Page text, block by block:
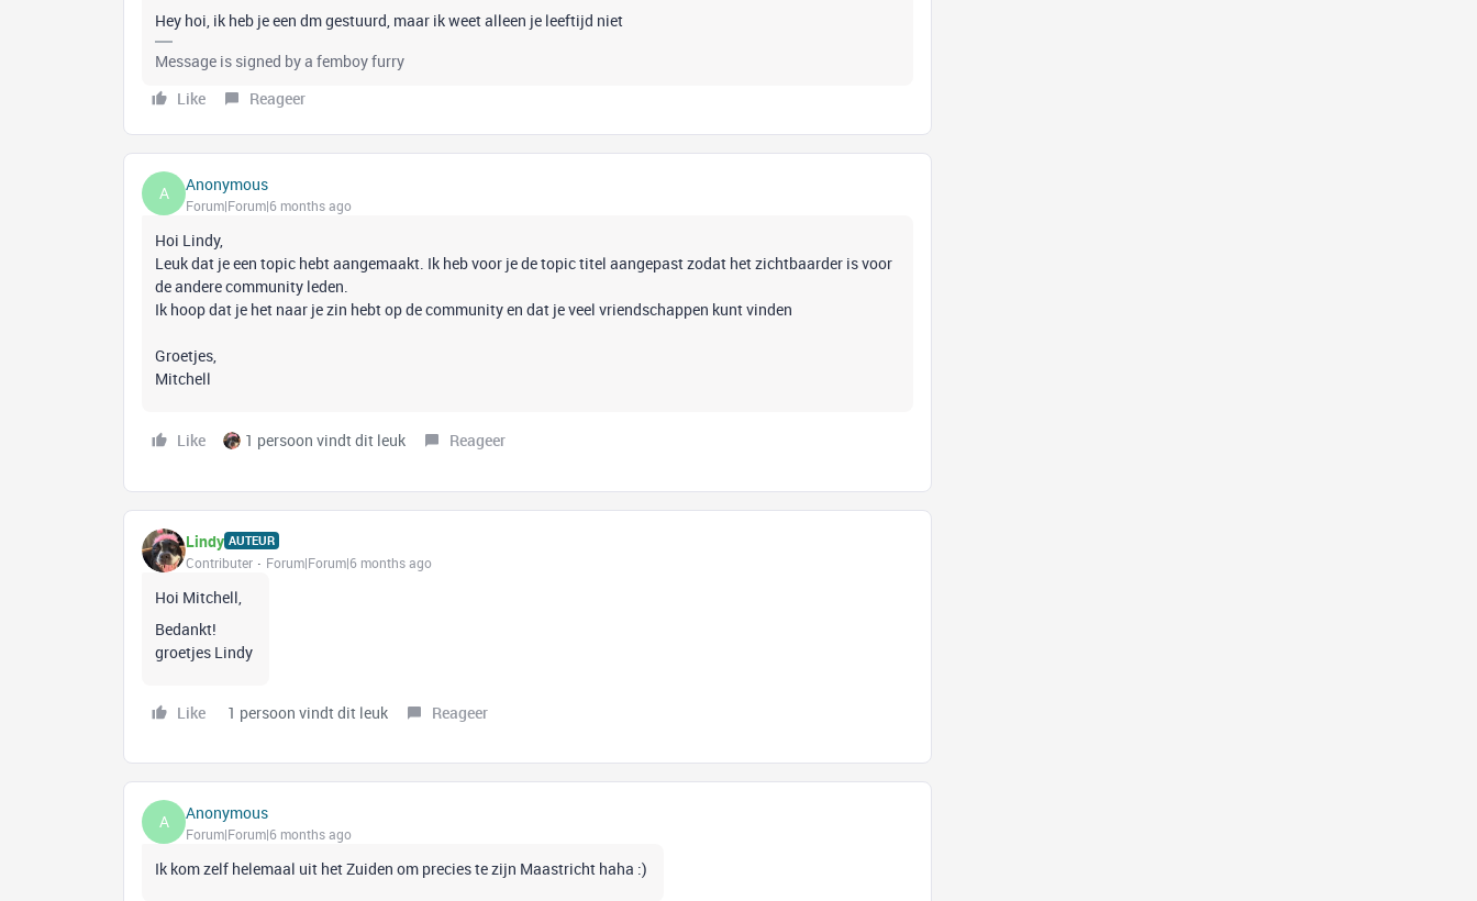
Hey hoi, ik heb je een dm gestuurd, maar ik weet alleen je leeftijd niet
Message is signed by a femboy furry
Like
Reageer
A Anonymous
Forum|Forum|6 months ago
Hoi Lindy,
Leuk dat je een topic hebt aangemaakt. Ik heb voor je de topic titel aangepast zodat het zichtbaarder is voor
de andere community leden.
Ik hoop dat je het naar je zin hebt op de community en dat je veel vriendschappen kunt vinden
Groetjes,
Mitchell
Like 1 persoon vindt dit leuk Reageer
Lindy AUTEUR
Contributer Forum|Forum|6 months ago
Hoi Mitchell,
Bedankt!
groetjes Lindy
Like 1 persoon vindt dit leuk Reageer
A Anonymous
Forum|Forum|6 months ago
Ik kom zelf helemaal uit het Zuiden om precies te zijn Maastricht haha :)